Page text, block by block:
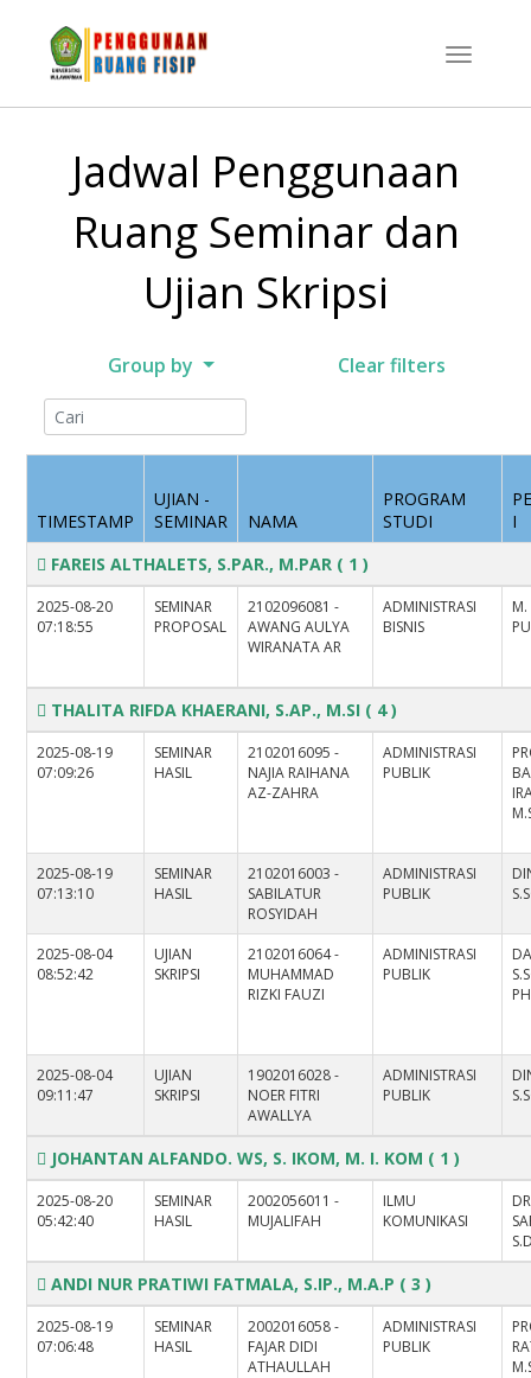
Jadwal Penggunaan
Ruang Seminar dan
Ujian Skripsi
Group by Clear filters
TIMESTAMP
UJIAN -
SEMINAR
NAMA
PROGRAM
STUDI
I
FAREIS ALTHALETS, S.PAR., M.PAR ( 1 )
2025-08-20
07:18:55
SEMINAR
PROPOSAL
2102096081 -
AWANG AULYA
WIRANATA AR
ADMINISTRASI
BISNIS
THALITA RIFDA KHAERANI, S.AP., M.SI ( 4 )
2025-08-19
07:09:26
SEMINAR
HASIL
2102016095 -
NAJIA RAIHANA
AZ-ZAHRA
ADMINISTRASI
PUBLIK
2025-08-19
07:13:10
SEMINAR
HASIL
2102016003 -
SABILATUR
ROSYIDAH
ADMINISTRASI
PUBLIK
2025-08-04
08:52:42
UJIAN
SKRIPSI
2102016064 -
MUHAMMAD
RIZKI FAUZI
ADMINISTRASI
PUBLIK
2025-08-04
09:11:47
UJIAN
SKRIPSI
1902016028 -
NOER FITRI
AWALLYA
ADMINISTRASI
PUBLIK
JOHANTAN ALFANDO. WS, S. IKOM, M. I. KOM ( 1 )
2025-08-20
05:42:40
SEMINAR
HASIL
2002056011 -
MUJALIFAH
ILMU
KOMUNIKASI
ANDI NUR PRATIWI FATMALA, S.IP., M.A.P ( 3 )
2025-08-19
07:06:48
SEMINAR
HASIL
2002016058 -
FAJAR DIDI
ATHAULLAH
ADMINISTRASI
PUBLIK